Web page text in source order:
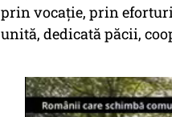
prin vocaţie, prin
unită, dedicată păcii,